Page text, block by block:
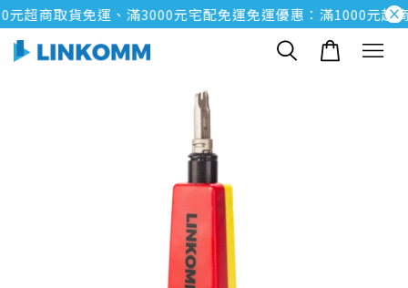
超商取貨免運、滿3000元宅配免運免運優惠：滿1000元超商